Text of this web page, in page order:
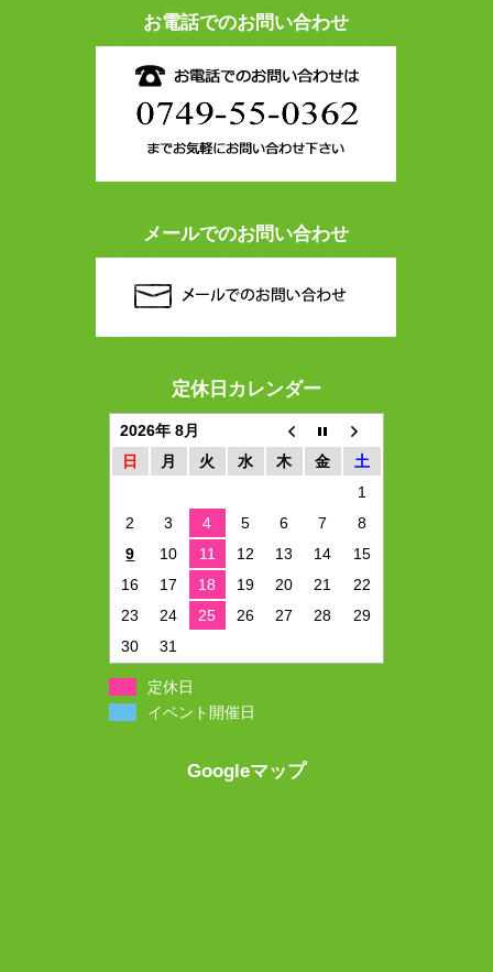
お電話でのお問い合わせ
メールでのお問い合わせ
定休日カレンダー
2026年 8月
日
月 火 水 木 金
土
1
2
3 4 5 6 7
8
9
10 11 12 13 14
15
16
17 18 19 20 21
22
23
24 25 26 27 28
29
30
31
定休日
イベント開催日
Googleマップ